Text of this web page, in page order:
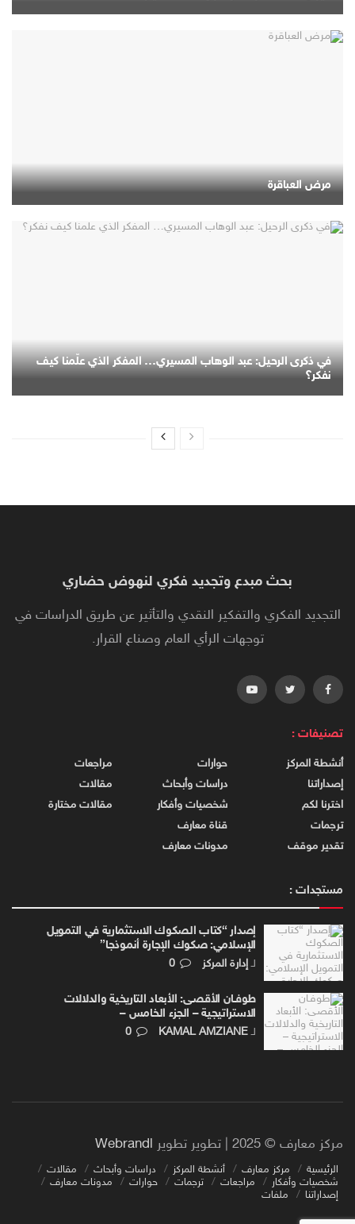
مرض العباقرة
في ذكرى الرحيل: عبد الوهاب المسيري… المفكر الذي علّمنا كيف
نفكر؟
بحث مبدع وتجديد فكري لنهوض حضاري
التجديد الفكري والتفكير النقدي والتأثير عن طريق الدراسات في
توجهات الرأي العام وصناع القرار.
تصنيفات :
أنشطة المركز
إصداراتنا
اخترنا لكم
ترجمات
تقدير موقف
حوارات
دراسات وأبحاث
شخصيات وأفكار
قناة معارف
مدونات معارف
مراجعات
مقالات
مقالات مختارة
مستجدات :
إصدار “كتاب الصكوك الاستثمارية في التمويل
الإسلامي: صكوك الإجارة أنموذجا”
لـ إدارة المركز
طوفـان الأقصـى: الأبعاد التاريخية والدلالات
الاستراتيجية – الجزء الخامس –
لـ KAMAL AMZIANE
مركز معارف © 2025 | تطوير تطوير Webrandl
الرئيسية مركز معارف أنشطة المركز دراسات وأبحاث
مقالات
شخصيات وأفكار
مراجعات ترجمات حوارات
مدونات معارف
إصداراتنا
ملفات